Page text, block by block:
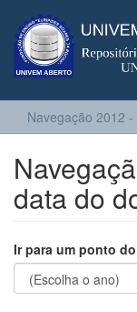
Navegação 2012
data do
Ir para um ponto